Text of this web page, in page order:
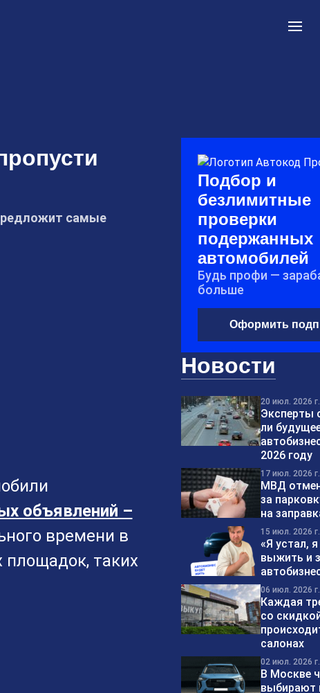
самые
объявлений –
времени в
таких
Подбор и
безлимитные
проверки
подержанных
автомобилей
Будь профи —
больше
Оформить
Новости
20 июл. 2026 г.
Эксперты
ли
2026 году
17 июл. 2026 г.
МВД
за
на
15 июл. 2026 г.
«Я устал,
выжить и
06 июл. 2026 г.
Каждая
со
салонах
02 июл. 2026 г.
В Москве
выбирают